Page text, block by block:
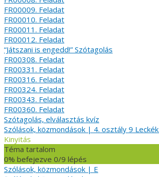
FR00009. Feladat
FR00010. Feladat
FR00011. Feladat
FR00012. Feladat
“Játszani is engedd!” Szótagolás
FR00308. Feladat
FR00331. Feladat
FR00316. Feladat
FR00324. Feladat
FR00343. Feladat
FR00360. Feladat
Szótagolás, elválasztás kvíz
Szólások, közmondások | 4. osztály 9 Leckék
Kinyitás
Téma tartalom
0% befejezve 0/9 lépés
Szólások, közmondások | E